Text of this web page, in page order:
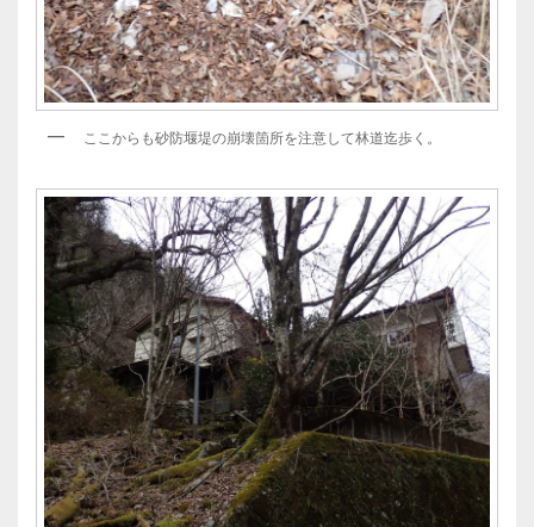
ここからも砂防堰堤の崩壊箇所を注意して林道迄歩く。